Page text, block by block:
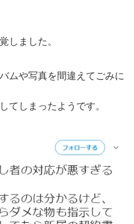
しました。
ムや写真を間違えてごみに
てしまったようです。